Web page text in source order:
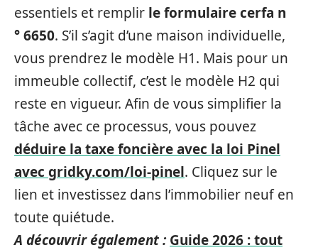
essentiels et remplir le formulaire cerfa n
° 6650. S’il s’agit d’une maison individuelle,
vous prendrez le modèle H1. Mais pour un
immeuble collectif, c’est le modèle H2 qui
reste en vigueur. Afin de vous simplifier la
tâche avec ce processus, vous pouvez
déduire la taxe foncière avec la loi Pinel
avec gridky.com/loi-pinel. Cliquez sur le
lien et investissez dans l’immobilier neuf en
toute quiétude.
A découvrir également : Guide 2026 : tout